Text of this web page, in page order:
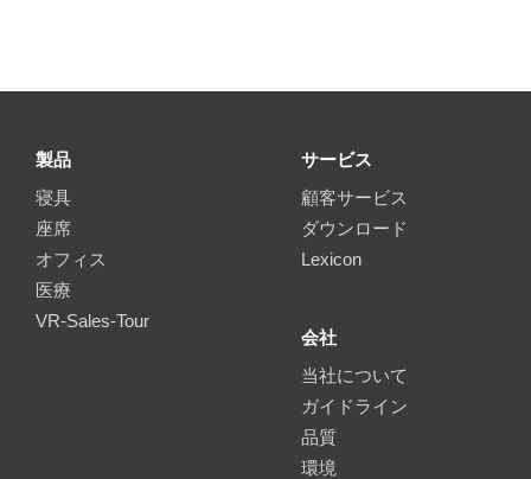
製品
寝具
座席
オフィス
医療
VR-Sales-Tour
サービス
顧客サービス
ダウンロード
Lexicon
会社
当社について
ガイドライン
品質
環境